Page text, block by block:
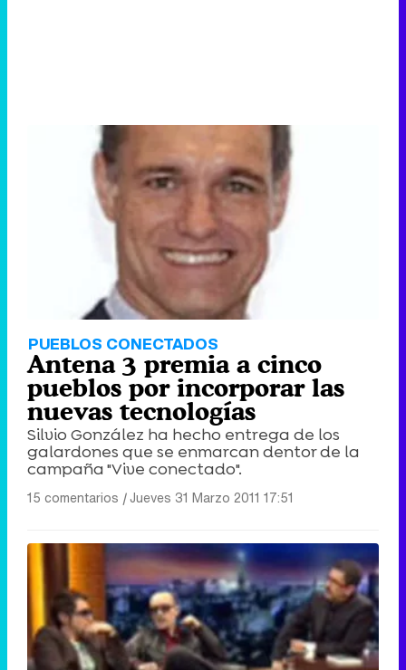
PUEBLOS CONECTADOS
Antena 3 premia a cinco
pueblos por incorporar las
nuevas tecnologías
Silvio González ha hecho entrega de los
galardones que se enmarcan dentor de la
campaña "Vive conectado".
15 comentarios |Jueves 31 Marzo 2011 17:51